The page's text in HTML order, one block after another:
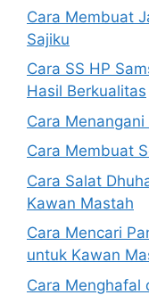
Cara Membuat
Sajiku
Cara SS HP
Hasil Berkualitas
Cara
Cara Membuat
Cara Salat
Kawan Mastah
Cara Mencari
untuk Kawan
Cara Menghafal